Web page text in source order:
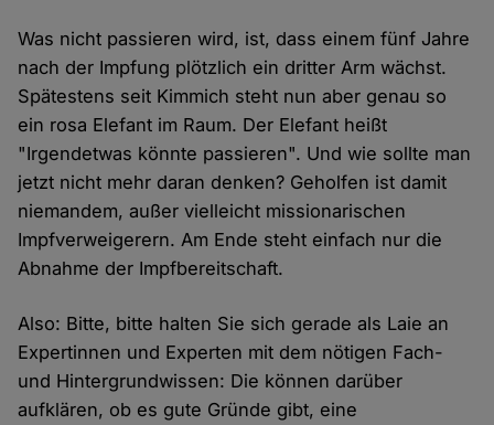
Was nicht passieren wird, ist, dass einem fünf Jahre
nach der Impfung plötzlich ein dritter Arm wächst.
Spätestens seit Kimmich steht nun aber genau so
ein rosa Elefant im Raum. Der Elefant heißt
"Irgendetwas könnte passieren". Und wie sollte man
jetzt nicht mehr daran denken? Geholfen ist damit
niemandem, außer vielleicht missionarischen
Impfverweigerern. Am Ende steht einfach nur die
Abnahme der Impfbereitschaft.
Also: Bitte, bitte halten Sie sich gerade als Laie an
Expertinnen und Experten mit dem nötigen Fach-
und Hintergrundwissen: Die können darüber
aufklären, ob es gute Gründe gibt, eine